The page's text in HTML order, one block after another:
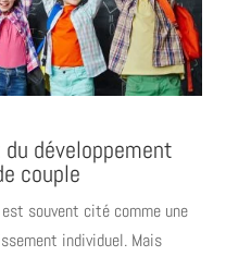
développement
couple
est souvent cité comme une
individuel. Mais